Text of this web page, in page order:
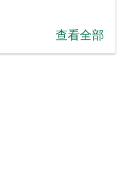
查看全部